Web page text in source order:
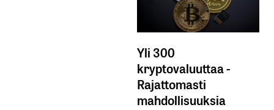
Yli 300
kryptovaluuttaa -
Rajattomasti
mahdollisuuksia